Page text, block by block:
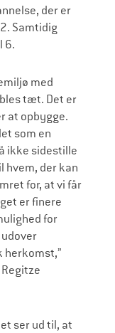
der er
Samtidig
6.
med
tæt. Det er
at opbygge.
som en
ikke sidestille
hvem, der kan
for, at vi får
er finere
for
herkomst,”
ser ud til, at